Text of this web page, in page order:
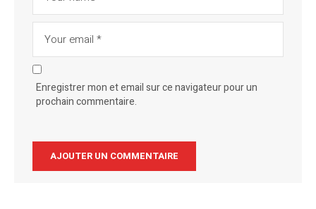
Enregistrer mon et email sur ce navigateur pour un
prochain commentaire.